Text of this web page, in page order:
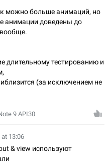
можно больше анимаций, но
анимации доведены до
длительному тестированию и
(за исключением не
9 API30
at 13:06
& view используют